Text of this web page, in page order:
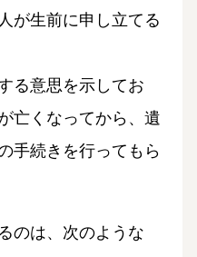
が生前に申し立てる
る意思を示してお
亡くなってから、遺
手続きを行ってもら
のは、次のような